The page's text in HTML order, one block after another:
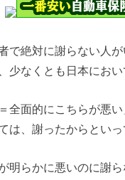
で絶対に謝らない人
少なくとも日本におい
全面的にこちらが悪
は、謝ったからとい
明らかに悪いのに謝